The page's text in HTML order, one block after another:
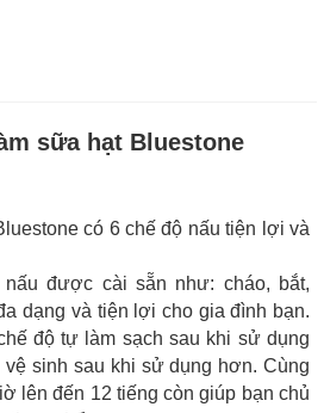
sữa hạt Bluestone
có 6 chế độ nấu tiện lợi và
được cài sẵn như: cháo, bắt,
dạng và tiện lợi cho gia đình bạn.
độ tự làm sạch sau khi sử dụng
sinh sau khi sử dụng hơn. Cùng
lên đến 12 tiếng còn giúp bạn chủ